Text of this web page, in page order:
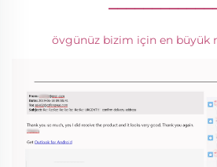
övgünüz bizim için en büyük